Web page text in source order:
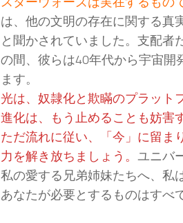
は、他の文明の存在に関する真
と聞かされていました。支配者
の間、彼らは40年代から宇宙開
ます。
光は、奴隷化と欺瞞のプラット
進化は、もう止めることも妨害
ただ流れに従い、「今」に留ま
力を解き放ちましょう。 ユニバ
私の愛する兄弟姉妹たちへ、私
あなたが必要とするものはすべ